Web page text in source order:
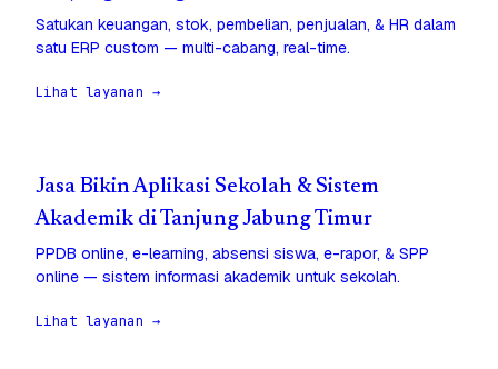
Satukan keuangan, stok, pembelian, penjualan, & HR dalam
satu ERP custom — multi-cabang, real-time.
Lihat layanan →
Jasa Bikin Aplikasi Sekolah & Sistem
Akademik di Tanjung Jabung Timur
PPDB online, e-learning, absensi siswa, e-rapor, & SPP
online — sistem informasi akademik untuk sekolah.
Lihat layanan →